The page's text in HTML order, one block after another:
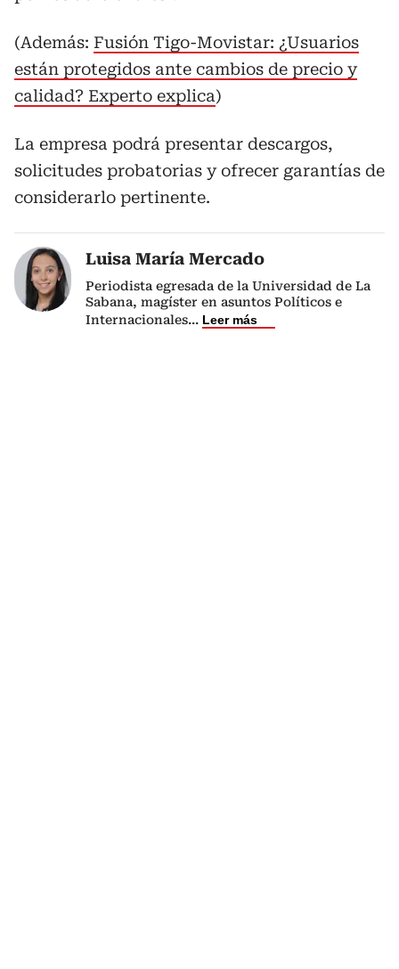
(Además: Fusión Tigo-Movistar: ¿Usuarios
están protegidos ante cambios de precio y
calidad? Experto explica)
La empresa podrá presentar descargos,
solicitudes probatorias y ofrecer garantías de
considerarlo pertinente.
Luisa María Mercado
Periodista egresada de la Universidad de La
Sabana, magíster en asuntos Políticos e
Internacionales... Leer más